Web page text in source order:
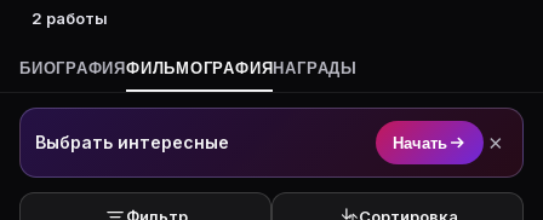
2 работы
БИОГРАФИЯФИЛЬМОГРАФИЯ НАГРАДЫ
Выбрать интересные Начать ×